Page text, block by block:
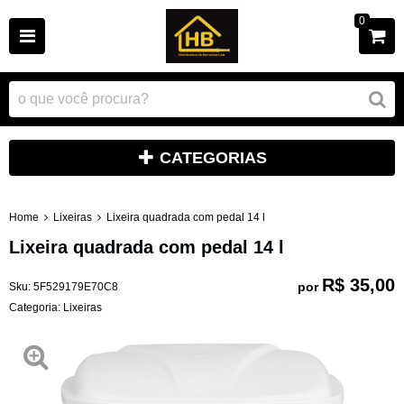
0
CATEGORIAS
Home Lixeiras Lixeira quadrada com pedal 14 l
Lixeira quadrada com pedal 14 l
Sku: 5F529179E70C8
Categoria: Lixeiras
por R$ 35,00